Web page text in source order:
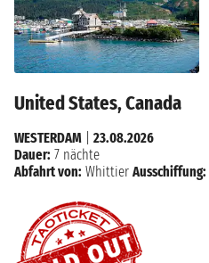
United States, Canada
WESTERDAM
23.08.2026
Dauer: 7 nächte
Abfahrt von: Whittier Ausschiffung: